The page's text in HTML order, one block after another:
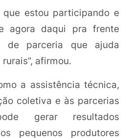
que estou participando e
agora daqui pra frente
de parceria que ajuda
afirmou.
a assistência técnica,
coletiva e às parcerias
gerar resultados
pequenos produtores